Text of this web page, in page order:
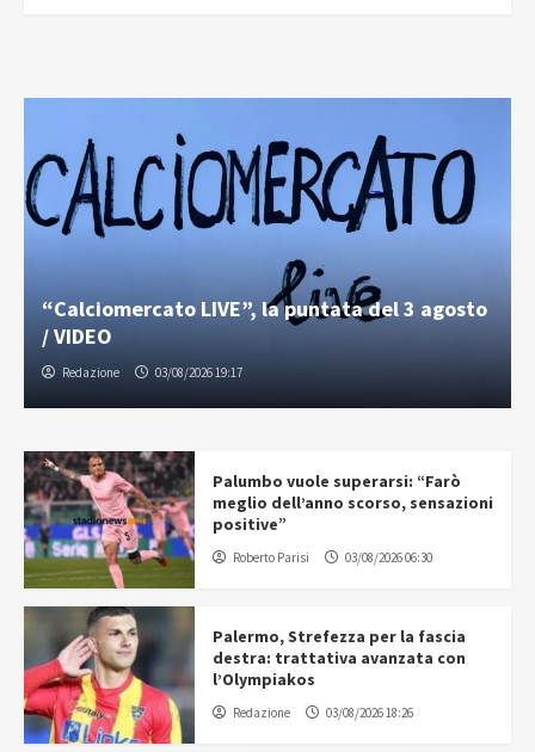
“Calciomercato LIVE”, la puntata del 3 agosto
/ VIDEO
Redazione 03/08/2026 19:17
Palumbo vuole superarsi: “Farò
meglio dell’anno scorso, sensazioni
positive”
Roberto Parisi 03/08/2026 06:30
Palermo, Strefezza per la fascia
destra: trattativa avanzata con
l’Olympiakos
Redazione 03/08/2026 18:26